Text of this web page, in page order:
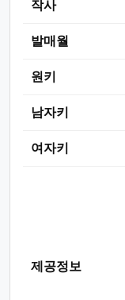
작사
발매월
원키
남자키
여자키
제공정보